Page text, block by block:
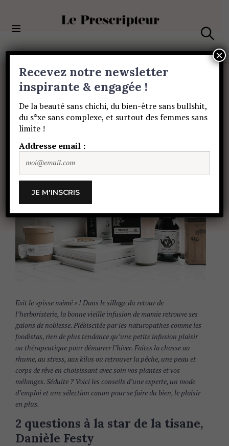
Le Prescripteur
e
a
BIEN-ÊTRE
Larevanchedela
tisane!
SOPHIE HÉROLT PETITPAS
19 DÉCEMBRE
Exit le «pisse mémé » ! Dans le sillage du retour de
l’herboristerie, la bonne vieille infusion de mamie retrouve ses
galons de noblesse. Plébiscitée par les naturopathes comme les
foodistas, rien de plus tendance qu’une petite infusion plaisir
ou thérapeutique pour démarrer l’hiver. Faites la chasse au
rhume, au stress, aux kilos ou retrouver la pêche, une peau et
corps de rêve en choisissant avec soin vos plantes et vos
mélanges. Séduite ? Voici les conseils d’une experte, un mode
d’emploi et une sélection canon pour se faire du bien, le plaisir
en plus.
2 questions à la star de la tisane,
Danièle Festy
Recevez notre newsletter
inspirante & engagée !
De la beauté sans chichi, du bien-être sans bullshit,
du s*xe sans complexe, et surtout des femmes sans
limite !
Addresse email :
×